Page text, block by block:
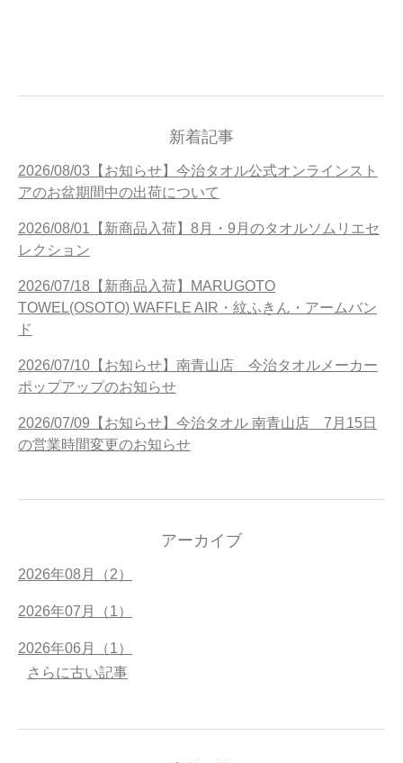
新着記事
2026/08/03【お知らせ】今治タオル公式オンラインスト
アのお盆期間中の出荷について
2026/08/01【新商品入荷】8月・9月のタオルソムリエセ
レクション
2026/07/18【新商品入荷】MARUGOTO
TOWEL(OSOTO) WAFFLE AIR・紋ふきん・アームバン
ド
2026/07/10【お知らせ】南青山店 今治タオルメーカー
ポップアップのお知らせ
2026/07/09【お知らせ】今治タオル 南青山店 7月15日
の営業時間変更のお知らせ
アーカイブ
2026年08月（2）
2026年07月（1）
2026年06月（1）
さらに古い記事